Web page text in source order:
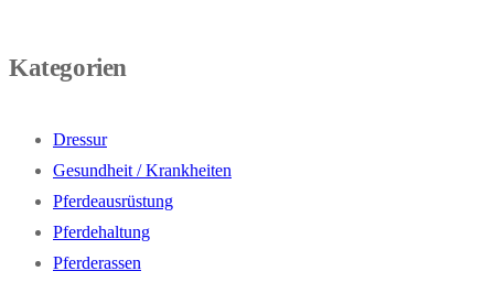
Kategorien
Dressur
Gesundheit / Krankheiten
Pferdeausrüstung
Pferdehaltung
Pferderassen